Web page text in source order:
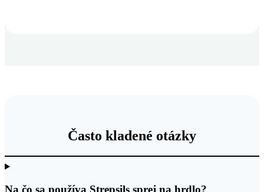
Často kladené otázky
Na čo sa používa Strepsils sprej na hrdlo?